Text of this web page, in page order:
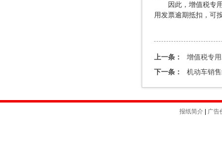
因此，增值税专用
用发票逾期抵扣，可
上一条：
增值税专
下一条：
机动车销
报纸简介 广告